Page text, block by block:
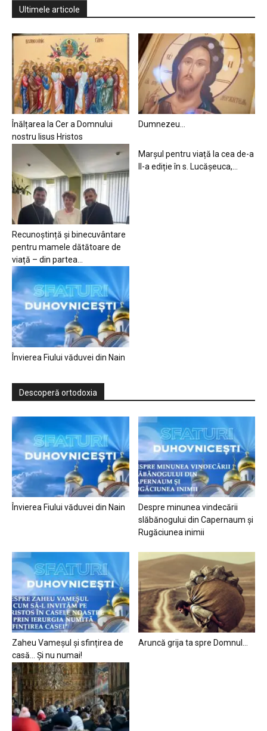
Ultimele articole
Înălțarea la Cer a Domnului
nostru Iisus Hristos
Dumnezeu…
Recunoștință și binecuvântare
pentru mamele dătătoare de
viață – din partea...
Marșul pentru viață la cea de-a
II-a ediție în s. Lucășeuca,...
Învierea Fiului văduvei din Nain
Descoperă ortodoxia
Învierea Fiului văduvei din Nain
Despre minunea vindecării
slăbănogului din Capernaum și
Rugăciunea inimii
Zaheu Vameșul și sfințirea de
casă… Și nu numai!
Aruncă grija ta spre Domnul…